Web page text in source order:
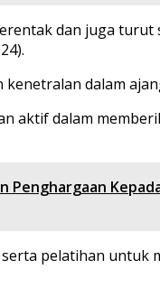
dan juga
dalam
dalam
pelatihan